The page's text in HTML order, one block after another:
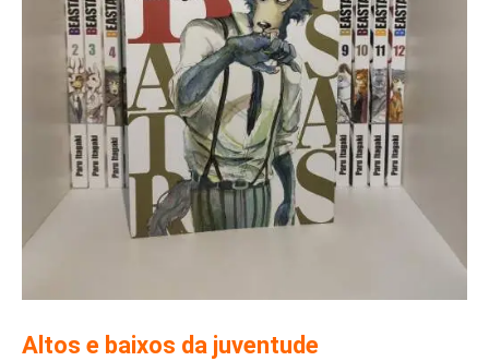
Altos e baixos da juventude